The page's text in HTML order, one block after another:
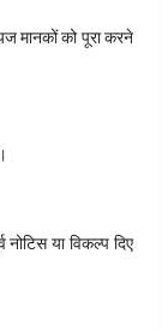
मानकों को पूरा करने
या विकल्प दिए